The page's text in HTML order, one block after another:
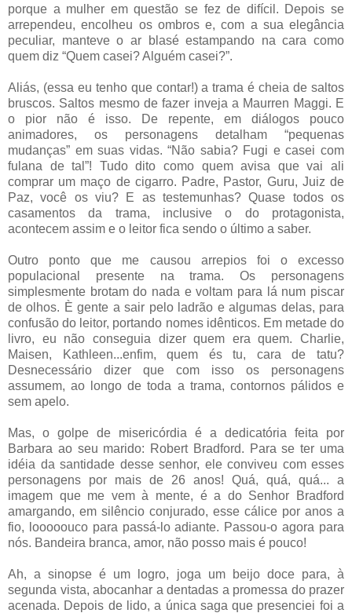
porque a mulher em questão se fez de difícil. Depois se
arrependeu, encolheu os ombros e, com a sua elegância
peculiar, manteve o ar blasé estampando na cara como
quem diz “Quem casei? Alguém casei?”.
Aliás, (essa eu tenho que contar!) a trama é cheia de saltos
bruscos. Saltos mesmo de fazer inveja a Maurren Maggi. E
o pior não é isso. De repente, em diálogos pouco
animadores, os personagens detalham “pequenas
mudanças” em suas vidas. “Não sabia? Fugi e casei com
fulana de tal”! Tudo dito como quem avisa que vai ali
comprar um maço de cigarro. Padre, Pastor, Guru, Juiz de
Paz, você os viu? E as testemunhas? Quase todos os
casamentos da trama, inclusive o do protagonista,
acontecem assim e o leitor fica sendo o último a saber.
Outro ponto que me causou arrepios foi o excesso
populacional presente na trama. Os personagens
simplesmente brotam do nada e voltam para lá num piscar
de olhos. È gente a sair pelo ladrão e algumas delas, para
confusão do leitor, portando nomes idênticos. Em metade do
livro, eu não conseguia dizer quem era quem. Charlie,
Maisen, Kathleen...enfim, quem és tu, cara de tatu?
Desnecessário dizer que com isso os personagens
assumem, ao longo de toda a trama, contornos pálidos e
sem apelo.
Mas, o golpe de misericórdia é a dedicatória feita por
Barbara ao seu marido: Robert Bradford. Para se ter uma
idéia da santidade desse senhor, ele conviveu com esses
personagens por mais de 26 anos! Quá, quá, quá... a
imagem que me vem à mente, é a do Senhor Bradford
amargando, em silêncio conjurado, esse cálice por anos a
fio, looooouco para passá-lo adiante. Passou-o agora para
nós. Bandeira branca, amor, não posso mais é pouco!
Ah, a sinopse é um logro, joga um beijo doce para, à
segunda vista, abocanhar a dentadas a promessa do prazer
acenada. Depois de lido, a única saga que presenciei foi a